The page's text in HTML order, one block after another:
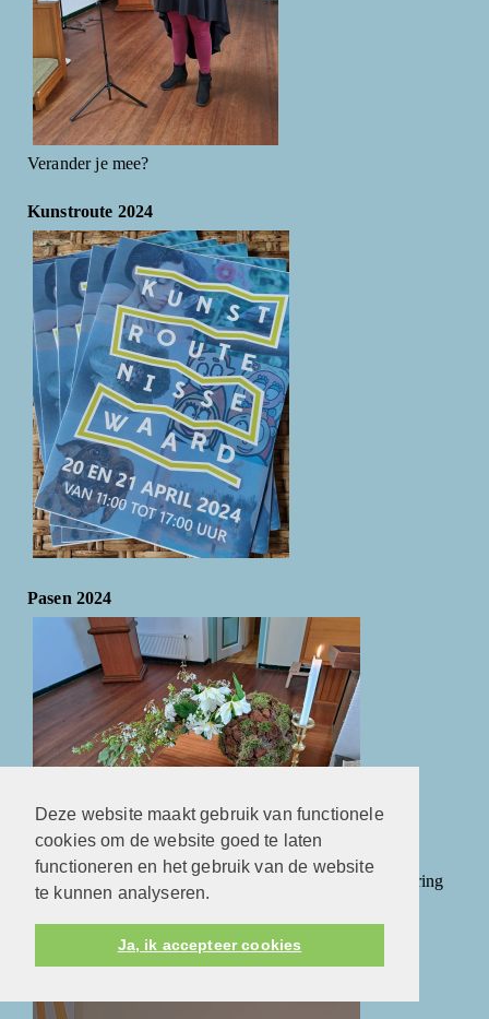
Deze website maakt gebruik van functionele
cookies om de website goed te laten
functioneren en het gebruik van de website
te kunnen analyseren.
Ja, ik accepteer cookies
Verander je mee?
Kunstroute 2024
Pasen 2024
In het fotoalbum vindt u enkele foto's van de mooie viering